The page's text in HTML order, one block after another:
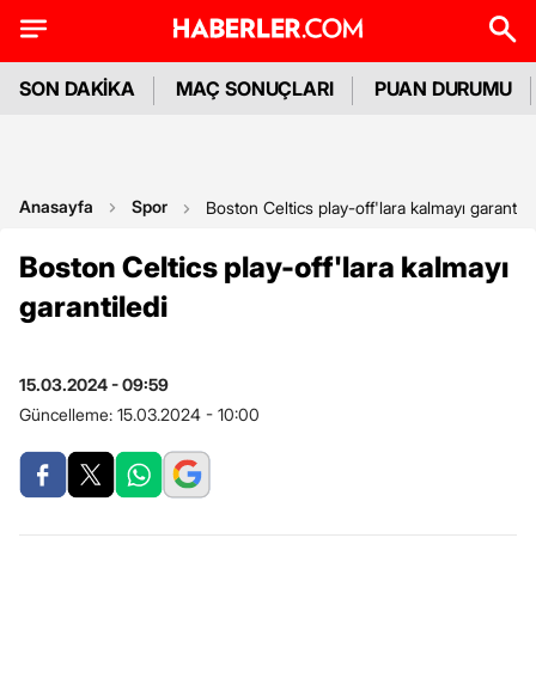
SON DAKİKA MAÇ SONUÇLARI PUAN DURUMU
Anasayfa Spor Boston Celtics play-off'lara kalmayı
Boston Celtics play-off'lara kalmayı
garantiledi
15.03.2024 - 09:59
Güncelleme: 15.03.2024 - 10:00